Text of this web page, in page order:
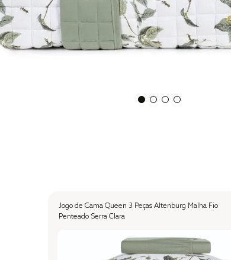
Jogo de Cama Queen 3 Peças Altenburg Malha Fio
Penteado Serra Clara